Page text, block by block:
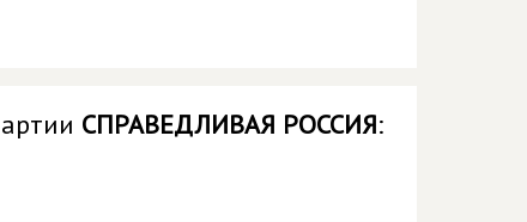
СПРАВЕДЛИВАЯ РОССИЯ: